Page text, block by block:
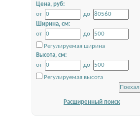
Цена, руб:
от
до
Ширина, см:
от
до
Регулируемая ширина
Высота, см:
от
до
Регулируемая высота
Расширенный поиск